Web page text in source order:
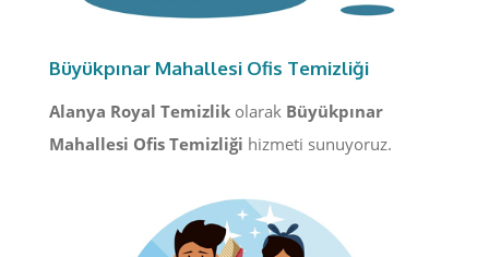
Büyükpınar Mahallesi Ofis Temizliği
Alanya Royal Temizlik olarak Büyükpınar
Mahallesi Ofis Temizliği hizmeti sunuyoruz.